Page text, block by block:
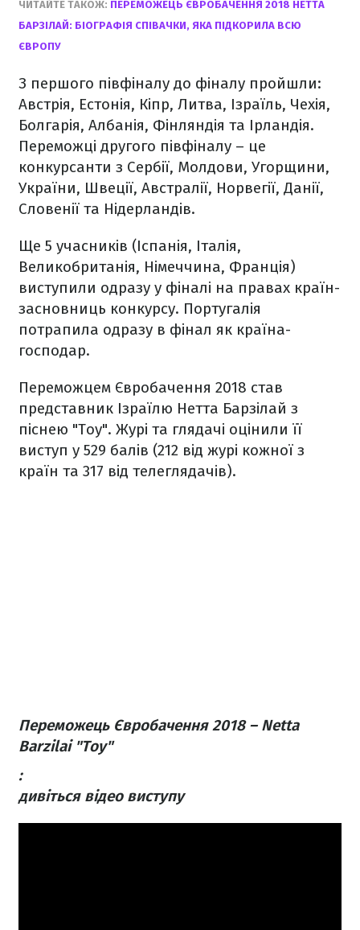
ЧИТАЙТЕ ТАКОЖ: ПЕРЕМОЖЕЦЬ ЄВРОБАЧЕННЯ 2018 НЕТТА
БАРЗІЛАЙ: БІОГРАФІЯ СПІВАЧКИ, ЯКА ПІДКОРИЛА ВСЮ
ЄВРОПУ
З першого півфіналу до фіналу пройшли:
Австрія, Естонія, Кіпр, Литва, Ізраїль, Чехія,
Болгарія, Албанія, Фінляндія та Ірландія.
Переможці другого півфіналу – це
конкурсанти з Сербії, Молдови, Угорщини,
України, Швеції, Австралії, Норвегії, Данії,
Словенії та Нідерландів.
Ще 5 учасників (Іспанія, Італія,
Великобританія, Німеччина, Франція)
виступили одразу у фіналі на правах країн-
засновниць конкурсу. Португалія
потрапила одразу в фінал як країна-
господар.
Переможцем Євробачення 2018 став
представник Ізраїлю Нетта Барзілай з
піснею "Toy". Журі та глядачі оцінили її
виступ у 529 балів (212 від журі кожної з
країн та 317 від телеглядачів).
Переможець Євробачення 2018 – Netta
Barzilai "Toy"​
:
дивіться відео виступу